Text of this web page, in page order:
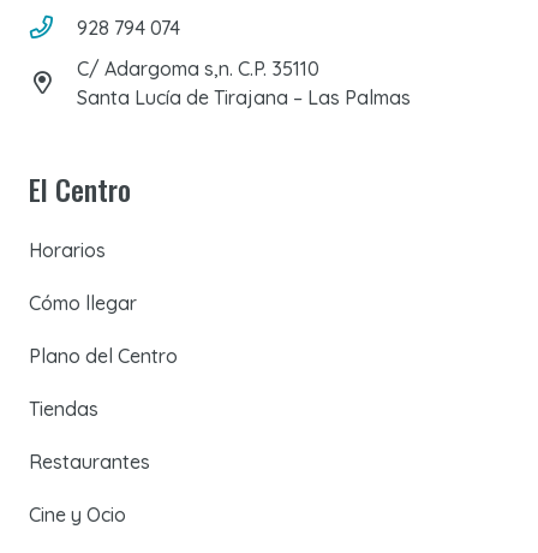
928 794 074
C/ Adargoma s,n. C.P. 35110
Santa Lucía de Tirajana – Las Palmas
El Centro
Horarios
Cómo llegar
Plano del Centro
Tiendas
Restaurantes
Cine y Ocio